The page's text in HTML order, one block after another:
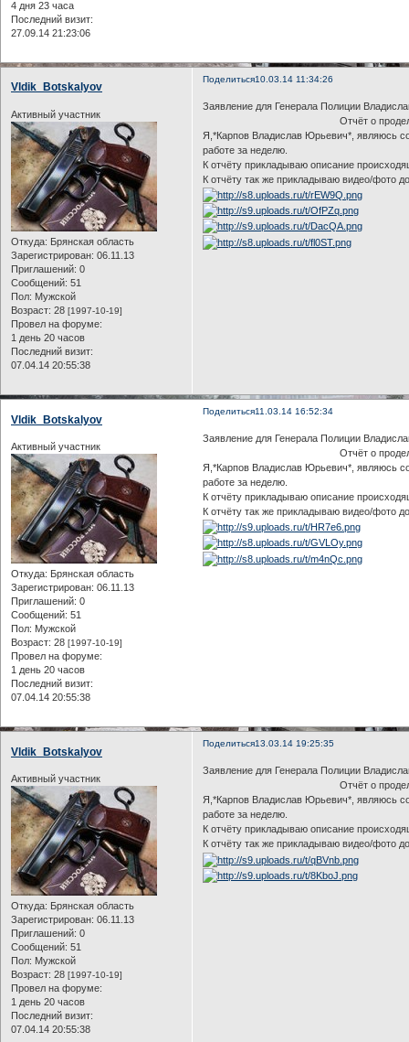
4 дня 23 часа
Последний визит:
27.09.14 21:23:06
Поделиться10.03.14 11:34:26
Vldik_Botskalyov
Активный участник
Откуда: Брянская область
Зарегистрирован: 06.11.13
Приглашений: 0
Сообщений: 51
Пол: Мужской
Возраст: 28 [1997-10-19]
Провел на форуме:
1 день 20 часов
Последний визит:
07.04.14 20:55:38
Заявление для Генерала Полиции
Отчёт о проделанной
Я,*Карпов Владислав Юрьевич*, являюсь
работе за неделю.
К отчёту прикладываю описание
К отчёту так же прикладываю видео/фото
Поделиться11.03.14 16:52:34
Vldik_Botskalyov
Активный участник
Откуда: Брянская область
Зарегистрирован: 06.11.13
Приглашений: 0
Сообщений: 51
Пол: Мужской
Возраст: 28 [1997-10-19]
Провел на форуме:
1 день 20 часов
Последний визит:
07.04.14 20:55:38
Заявление для Генерала Полиции
Отчёт о проделанной
Я,*Карпов Владислав Юрьевич*, являюсь
работе за неделю.
К отчёту прикладываю описание
К отчёту так же прикладываю видео/фото
Поделиться13.03.14 19:25:35
Vldik_Botskalyov
Активный участник
Откуда: Брянская область
Зарегистрирован: 06.11.13
Приглашений: 0
Сообщений: 51
Пол: Мужской
Возраст: 28 [1997-10-19]
Провел на форуме:
1 день 20 часов
Последний визит:
07.04.14 20:55:38
Заявление для Генерала Полиции
Отчёт о проделанной
Я,*Карпов Владислав Юрьевич*, являюсь
работе за неделю.
К отчёту прикладываю описание
К отчёту так же прикладываю видео/фото